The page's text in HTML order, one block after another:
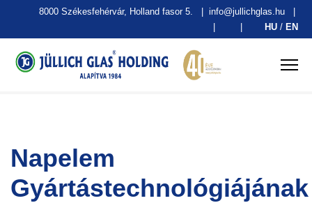
8000 Székesfehérvár, Holland fasor 5. info@jullichglas.hu
HU / EN
Napelem
Gyártástechnológiájának